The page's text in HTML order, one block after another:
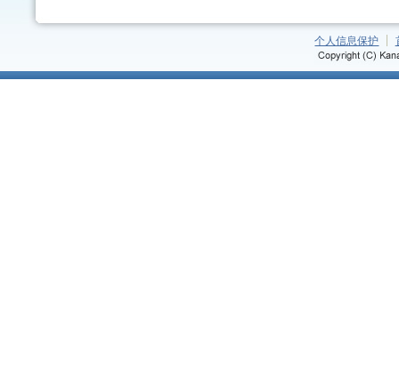
个人信息保护